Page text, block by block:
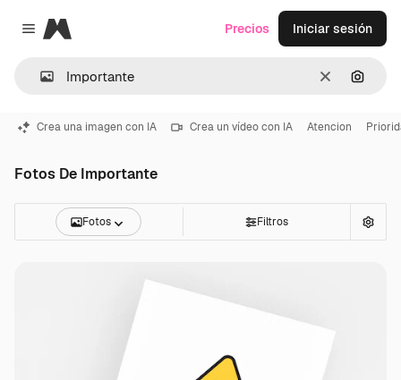
Close menu
Magnific
Borrar
Precios Iniciar sesión
Crea una imagen con IA Crea un vídeo con IA Atencion
Fotos De Importante
Fotos Filtros